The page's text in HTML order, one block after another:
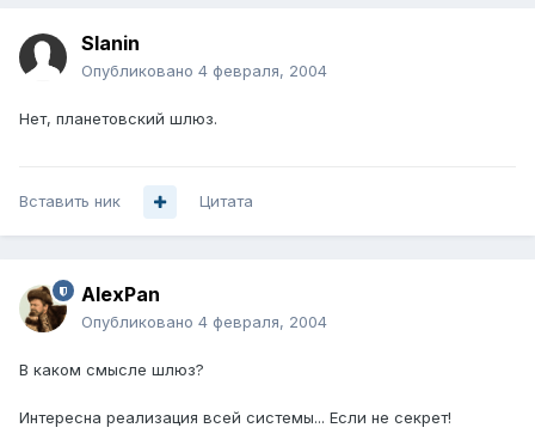
Slanin
Опубликовано 4 февраля, 2004
Нет, планетовский шлюз.
Вставить ник Цитата
AlexPan
Опубликовано 4 февраля, 2004
В каком смысле шлюз?
Интересна реализация всей системы... Если не секрет!